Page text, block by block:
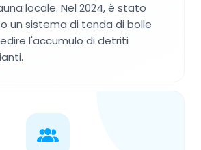
locale. Nel 2024, è stato
un sistema di tenda di bolle
l'accumulo di detriti